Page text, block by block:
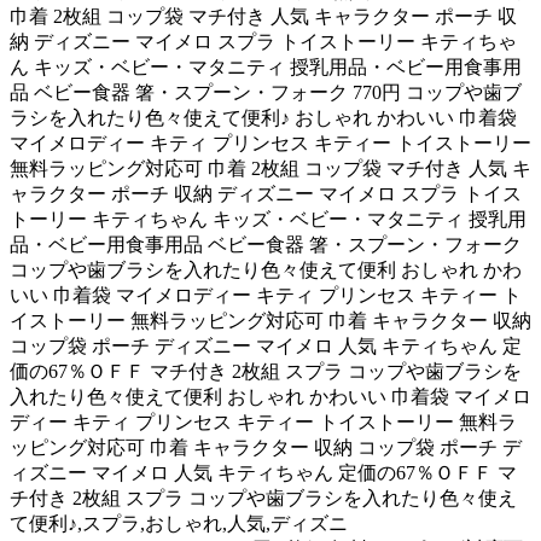
巾着 2枚組 コップ袋 マチ付き 人気 キャラクター ポーチ 収
納 ディズニー マイメロ スプラ トイストーリー キティちゃ
ん キッズ・ベビー・マタニティ 授乳用品・ベビー用食事用
品 ベビー食器 箸・スプーン・フォーク 770円 コップや歯ブ
ラシを入れたり色々使えて便利♪ おしゃれ かわいい 巾着袋
マイメロディー キティ プリンセス キティー トイストーリー
無料ラッピング対応可 巾着 2枚組 コップ袋 マチ付き 人気 キ
ャラクター ポーチ 収納 ディズニー マイメロ スプラ トイス
トーリー キティちゃん キッズ・ベビー・マタニティ 授乳用
品・ベビー用食事用品 ベビー食器 箸・スプーン・フォーク
コップや歯ブラシを入れたり色々使えて便利 おしゃれ かわ
いい 巾着袋 マイメロディー キティ プリンセス キティー ト
イストーリー 無料ラッピング対応可 巾着 キャラクター 収納
コップ袋 ポーチ ディズニー マイメロ 人気 キティちゃん 定
価の67％ＯＦＦ マチ付き 2枚組 スプラ コップや歯ブラシを
入れたり色々使えて便利 おしゃれ かわいい 巾着袋 マイメロ
ディー キティ プリンセス キティー トイストーリー 無料ラ
ッピング対応可 巾着 キャラクター 収納 コップ袋 ポーチ デ
ィズニー マイメロ 人気 キティちゃん 定価の67％ＯＦＦ マ
チ付き 2枚組 スプラ コップや歯ブラシを入れたり色々使え
て便利♪,スプラ,おしゃれ,人気,ディズニ